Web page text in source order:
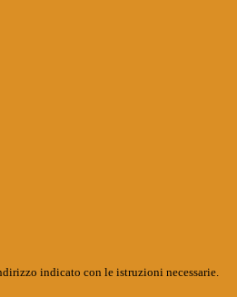
indicato con le istruzioni necessarie.